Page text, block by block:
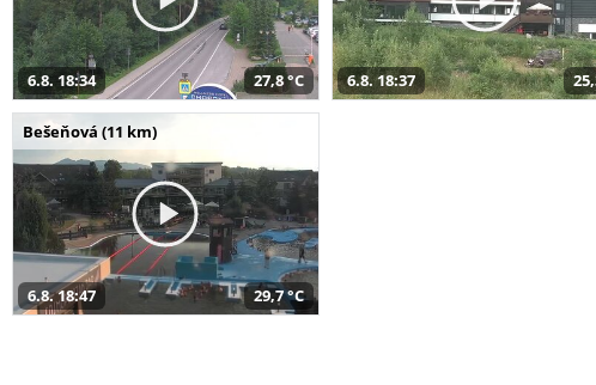
6.8. 18:34 27,8 °C 6.8. 18:37
Bešeňová (11 km)
6.8. 18:47 29,7 °C